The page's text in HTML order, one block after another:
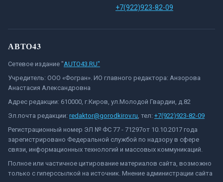
+7(922)923-82-09
АВТО43
Сетевое издание "AUTO43.RU"
Учредитель: ООО «Фогран». ИО главного редактора: Анзорова
Анастасия Александровна
Адрес редакции: 610000, г.Киров, ул.Молодой Гвардии, д.82
Эл.почта редакции: redaktor@gorodkirov.ru, тел: +7(922)923-82-09
Регистрационный номер ЭЛ № ФС 77 - 71297от 10.10.2017 года
зарегистрировано Федеральной службой по надзору в сфере
связи, информационных технологий и массовых коммуникаций.
Полное или частичное цитирование материалов сайта, возможно
только с гиперссылкой на источник. Мнение администрации сайта